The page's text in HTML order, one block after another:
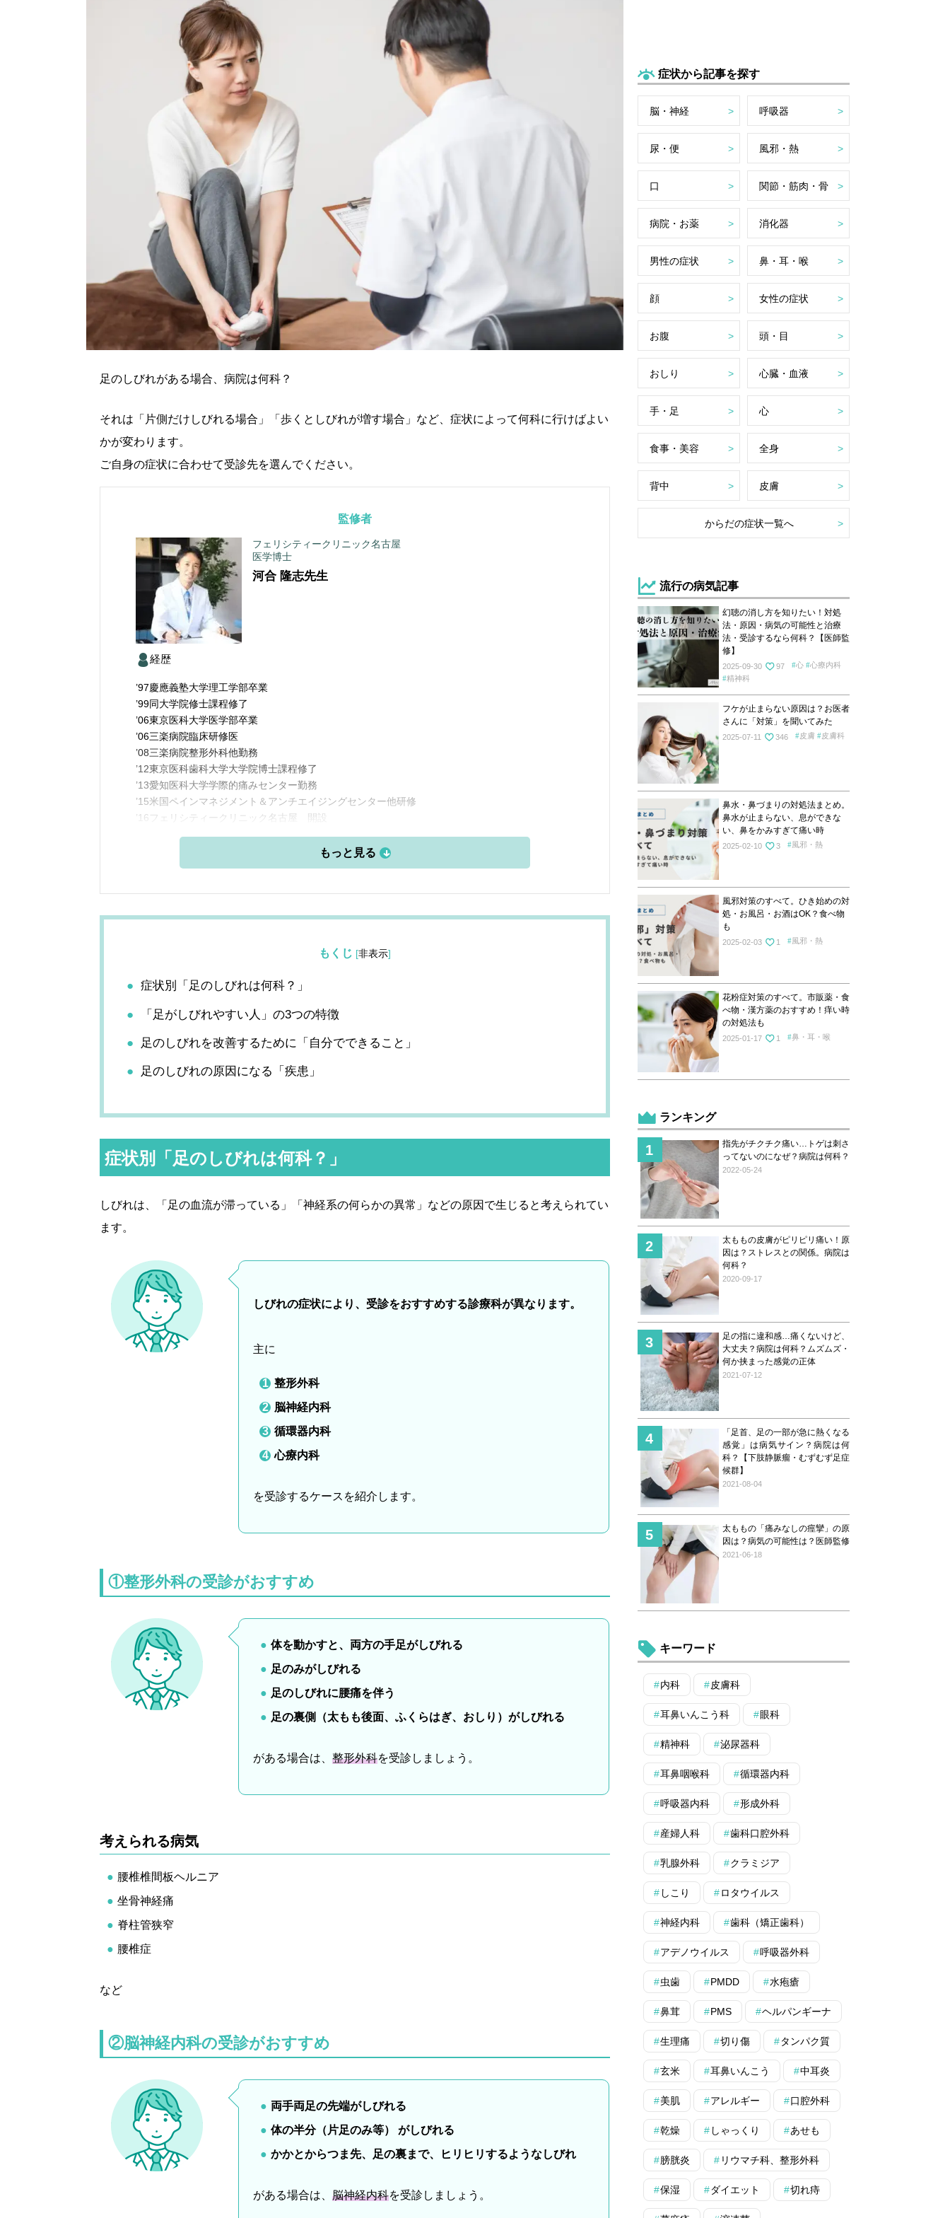
足のしびれがある場合、病院は何科？
それは「片側だけしびれる場合」「歩くとしびれが増す場合」など、症状によって何科に行けばよい
かが変わります。
ご自身の症状に合わせて受診先を選んでください。
監修者
フェリシティークリニック名古屋
医学博士
河合 隆志先生
経歴
’97慶應義塾大学理工学部卒業
’99同大学院修士課程修了
’06東京医科大学医学部卒業
’06三楽病院臨床研修医
’08三楽病院整形外科他勤務
’12東京医科歯科大学大学院博士課程修了
’13愛知医科大学学際的痛みセンター勤務
’15米国ペインマネジメント＆アンチエイジングセンター他研修
’16フェリシティークリニック名古屋 開設
もくじ [非表示]
症状別「足のしびれは何科？」
「足がしびれやすい人」の3つの特徴
足のしびれを改善するために「自分でできること」
足のしびれの原因になる「疾患」
症状別「足のしびれは何科？」
しびれは、「足の血流が滞っている」「神経系の何らかの異常」などの原因で生じると考えられてい
ます。
しびれの症状により、受診をおすすめする診療科が異なります。
主に
整形外科
脳神経内科
循環器内科
心療内科
を受診するケースを紹介します。
①整形外科の受診がおすすめ
体を動かすと、両方の手足がしびれる
足のみがしびれる
足のしびれに腰痛を伴う
足の裏側（太もも後面、ふくらはぎ、おしり）がしびれる
がある場合は、 整形外科を受診しましょう。
考えられる病気
腰椎椎間板ヘルニア
坐骨神経痛
脊柱管狭窄
腰椎症
など
②脳神経内科の受診がおすすめ
両手両足の先端がしびれる
体の半分（片足のみ等） がしびれる
かかとからつま先、足の裏まで、ヒリヒリするようなしびれ
がある場合は、 脳神経内科を受診しましょう。
症状から記事を探す
脳・神経 呼吸器
尿・便 風邪・熱
口 関節・筋肉・骨
病院・お薬 消化器
男性の症状 鼻・耳・喉
顔 女性の症状
お腹 頭・目
おしり 心臓・血液
手・足 心
食事・美容 全身
背中 皮膚
からだの症状一覧へ
流行の病気記事
幻聴の消し方を知りたい！対処
法・原因・病気の可能性と治療
法・受診するなら何科？【医師監
修】
2025-09-30 97 心
心療内科
精神科
フケが止まらない原因は？お医者
さんに「対策」を聞いてみた
2025-07-11 346 皮膚 皮膚科
鼻水・鼻づまりの対処法まとめ。
鼻水が止まらない、息ができな
い、鼻をかみすぎて痛い時
2025-02-10 3 風邪・熱
風邪対策のすべて。ひき始めの対
処・お風呂・お酒はOK？食べ物
も
2025-02-03 1 風邪・熱
花粉症対策のすべて。市販薬・食
べ物・漢方薬のおすすめ！痒い時
の対処法も
2025-01-17 1 鼻・耳・喉
ランキング
指先がチクチク痛い…トゲは刺さ
ってないのになぜ？病院は何科？
2022-05-24
太ももの皮膚がピリピリ痛い！原
因は？ストレスとの関係。病院は
何科？
2020-09-17
足の指に違和感…痛くないけど、
大丈夫？病院は何科？ムズムズ・
何か挟まった感覚の正体
2021-07-12
「足首、足の一部が急に熱くなる
感覚」は病気サイン？病院は何
科？【下肢静脈瘤・むずむず足症
候群】
2021-08-04
太ももの「痛みなしの痙攣」の原
因は？病気の可能性は？医師監修
2021-06-18
キーワード
内科 皮膚科
耳鼻いんこう科 眼科
精神科 泌尿器科
耳鼻咽喉科 循環器内科
呼吸器内科 形成外科
産婦人科 歯科口腔外科
乳腺外科 クラミジア
しこり ロタウイルス
神経内科 歯科（矯正歯科）
アデノウイルス 呼吸器外科
虫歯 PMDD 水疱瘡
鼻茸 PMS ヘルパンギーナ
生理痛 切り傷 タンパク質
玄米 耳鼻いんこう 中耳炎
美肌 アレルギー 口腔外科
乾燥 しゃっくり あせも
膀胱炎 リウマチ科、整形外科
保湿 ダイエット 切れ痔